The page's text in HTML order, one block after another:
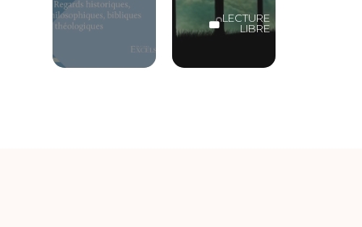
LECTURE
LIBRE